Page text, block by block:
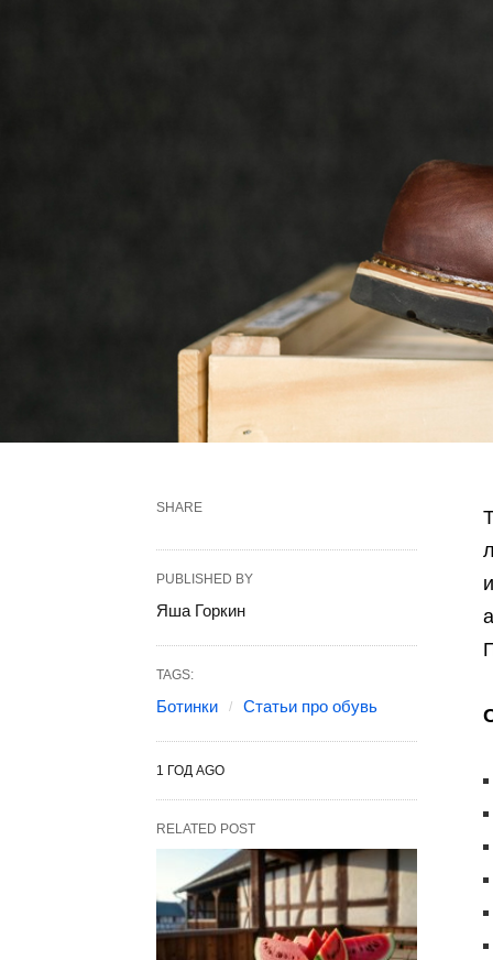
SHARE
PUBLISHED BY
Яша Горкин
TAGS:
Ботинки Статьи про обувь
1 ГОД AGO
RELATED POST